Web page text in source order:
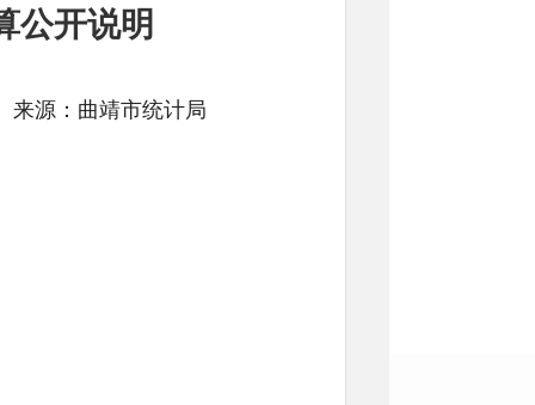
公开说明
来源：曲靖市统计局